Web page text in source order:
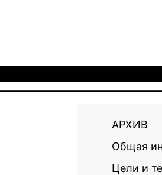
АРХИВ
Общая
Цели и